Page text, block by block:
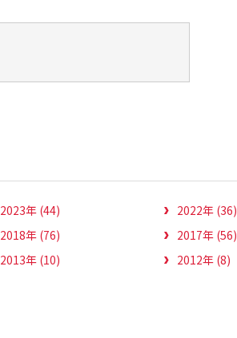
2023年 (44)
2022年 (36)
2018年 (76)
2017年 (56)
2013年 (10) 2012年 (8)